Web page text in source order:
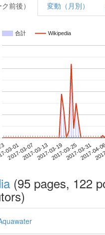
前後） 変動（月別）
合計 Wikipedia
03-01
2017-03-072017-03-132017-03-192017-03-252017-03-31
2017-04-
(95 pages, 122